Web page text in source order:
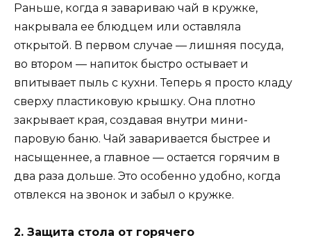
Раньше, когда я завариваю чай в кружке,
накрывала ее блюдцем или оставляла
открытой. В первом случае — лишняя посуда,
во втором — напиток быстро остывает и
впитывает пыль с кухни. Теперь я просто кладу
сверху пластиковую крышку. Она плотно
закрывает края, создавая внутри мини-
паровую баню. Чай заваривается быстрее и
насыщеннее, а главное — остается горячим в
два раза дольше. Это особенно удобно, когда
отвлекся на звонок и забыл о кружке.
2. Защита стола от горячего